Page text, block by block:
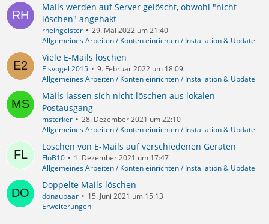
Mails werden auf Server gelöscht, obwohl "nicht
löschen" angehakt
rheingeister
29. Mai 2022 um 21:40
Allgemeines Arbeiten / Konten einrichten / Installation & Update
Viele E-Mails löschen
Eisvogel 2015
9. Februar 2022 um 18:09
Allgemeines Arbeiten / Konten einrichten / Installation & Update
Mails lassen sich nicht löschen aus lokalen
Postausgang
msterker
28. Dezember 2021 um 22:10
Allgemeines Arbeiten / Konten einrichten / Installation & Update
Löschen von E-Mails auf verschiedenen Geräten
FloB10
1. Dezember 2021 um 17:47
Allgemeines Arbeiten / Konten einrichten / Installation & Update
Doppelte Mails löschen
donaubaar
15. Juni 2021 um 15:13
Erweiterungen